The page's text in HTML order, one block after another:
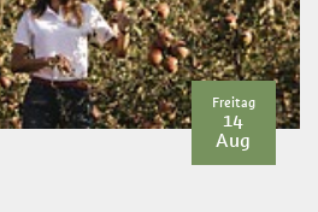
Freitag
14
Aug